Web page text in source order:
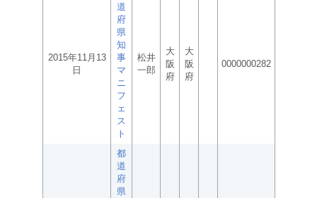
2015年11月13
日
道
府
県
知
事
マ
ニ
フ
ェ
ス
ト
松井
一郎
大
阪
府
大
阪
府
0000000282
都
道
府
県